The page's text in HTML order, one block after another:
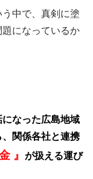
中で、真剣に塗
になっているか
なった広島地域
関係各社と連携
』 が扱える運び